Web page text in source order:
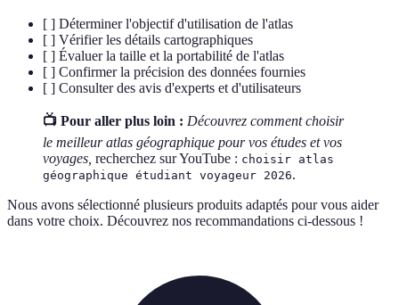
[ ] Déterminer l'objectif d'utilisation de l'atlas
[ ] Vérifier les détails cartographiques
[ ] Évaluer la taille et la portabilité de l'atlas
[ ] Confirmer la précision des données fournies
[ ] Consulter des avis d'experts et d'utilisateurs
📺 Pour aller plus loin : Découvrez comment choisir
le meilleur atlas géographique pour vos études et vos
voyages, recherchez sur YouTube : choisir atlas
géographique étudiant voyageur 2026.
Nous avons sélectionné plusieurs produits adaptés pour vous aider
dans votre choix. Découvrez nos recommandations ci-dessous !